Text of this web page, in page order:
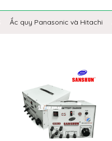
Ắc quy Panasonic và Hitachi